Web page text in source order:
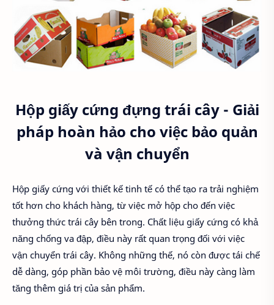
Hộp giấy cứng đựng trái cây - Giải
pháp hoàn hảo cho việc bảo quản
và vận chuyển
Hộp giấy cứng với thiết kế tinh tế có thể tạo ra trải nghiệm
tốt hơn cho khách hàng, từ việc mở hộp cho đến việc
thưởng thức trái cây bên trong. Chất liệu giấy cứng có khả
năng chống va đập, điều này rất quan trọng đối với việc
vận chuyển trái cây. Không những thế, nó còn được tái chế
dễ dàng, góp phần bảo vệ môi trường, điều này càng làm
tăng thêm giá trị của sản phẩm.